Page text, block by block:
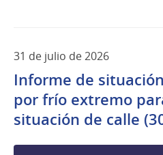
31 de julio de 2026
Informe de
por frío extremo
situación de calle